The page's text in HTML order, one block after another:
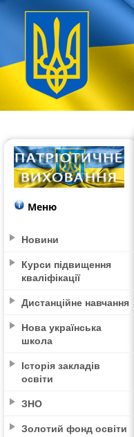
Меню
Новини
Курси підвищення
кваліфікації
Дистанційне навчання
Нова українська
школа
Історія закладів
освіти
ЗНО
Золотий фонд освіти